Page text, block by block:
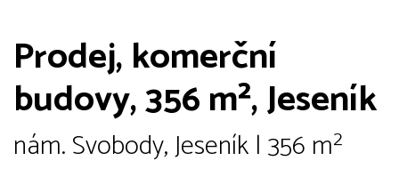
Prodej, komerční
budovy, 356 m², Jeseník
nám. Svobody, Jeseník | 356 m²